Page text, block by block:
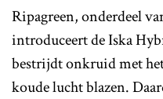
Ripagreen, onderdeel
introduceert de Iska
bestrijdt onkruid met
koude lucht blazen.